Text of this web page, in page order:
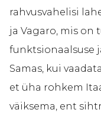
rahvusvahelisi
ja Vagaro, mis on
funktsionaalsuse
Samas, kui
et üha rohkem
väiksema, ent